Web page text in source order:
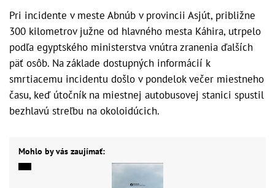
Pri incidente v meste Abnúb v provincii Asjút, približne
300 kilometrov južne od hlavného mesta Káhira, utrpelo
podľa egyptského ministerstva vnútra zranenia ďalších
päť osôb. Na základe dostupných informácií k
smrtiacemu incidentu došlo v pondelok večer miestneho
času, keď útočník na miestnej autobusovej stanici spustil
bezhlavú streľbu na okoloidúcich.
Mohlo by vás zaujímať: